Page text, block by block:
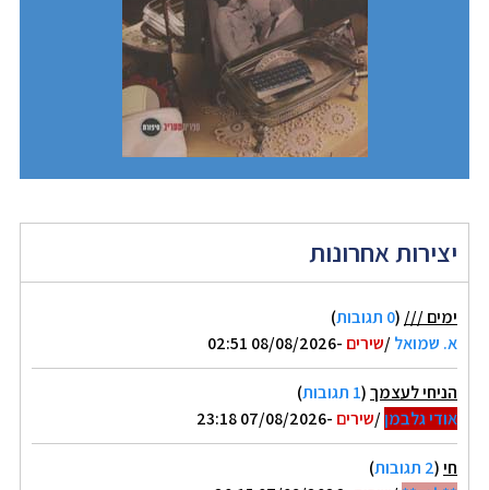
יצירות אחרונות
ימים /// (0 תגובות
)
א. שמואל/שירים -08/08/2026 02:51
הניחי לעצמך(1 תגובות
)
אודי גלבמן/שירים -07/08/2026 23:18
חי(2 תגובות
)